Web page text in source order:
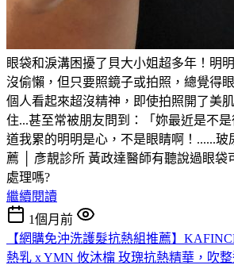
眼袋和淚溝困擾了貝大小姐超多年！明
沒偷懶，但只要照鏡子或拍照，總覺得
個人看起來超沒精神，即使拍照開了美
住...甚至常被朋友問到：「妳最近是不
道我累的明明是心，不是眼睛啊！......玻
薦 │ 彥靚診所 黃政達醫師有聽說過眼袋
處理嗎?
繼續閱讀
1個月前
【網購免沖洗護髮抗熱組推薦】
熱乳 x YMN 攸沐橣 玫瑰抗熱精華，吹